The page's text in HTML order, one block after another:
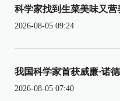
科学家找到生菜美味又营
2026-08-05 09:24
我国科学家首获威廉·诺
2026-08-05 07:40